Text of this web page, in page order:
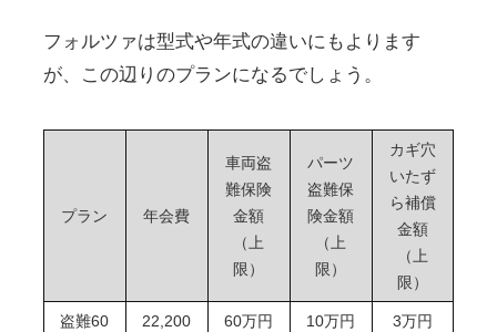
フォルツァは型式や年式の違いにもよります
が、この辺りのプランになるでしょう。
プラン 年会費
車両盗
難保険
金額
（上
限）
パーツ
盗難保
険金額
（上
限）
カギ穴
いたず
ら補償
金額
（上
限）
盗難60
22,200
60万円 10万円 3万円